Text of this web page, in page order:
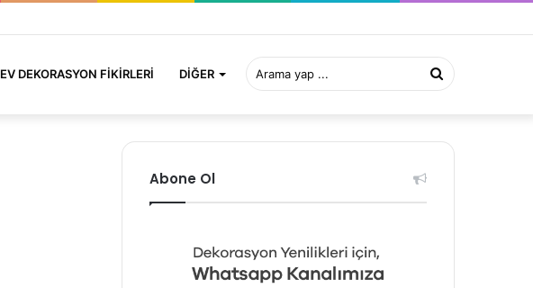
EV DEKORASYON FIKIRLERI DIĞER Arama
yap
Abone Ol